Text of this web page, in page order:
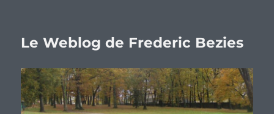
Le Weblog de Frederic Bezies